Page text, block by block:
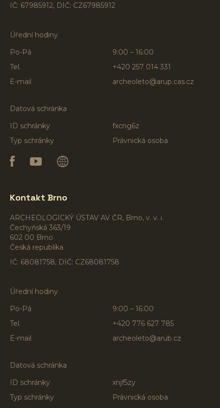
IČ: 67985912, DIČ: CZ67985912
Úřední hodiny
Po-Pá
9:00 – 16:00
Tel.
+420 257 014 331
E-mail
archeoleto@arup.cas.cz
Datová schránka
ID schránky
fxcng6z
Typ schránky
Právnická osoba
Kontakt Brno
ARCHEOLOGICKÝ ÚSTAV AV ČR, Brno, v. v. i.
Čechyňská 363/19
602 00 Brno
Česká republika
IČ: 68081758, DIČ: CZ68081758
Úřední hodiny
Po-Pá
9:00 – 16:00
Tel.
+420 776 627 785
E-mail
archeoleto@arub.cz
Datová schránka
ID schránky
xnjf5zy
Typ schránky
Právnická osoba